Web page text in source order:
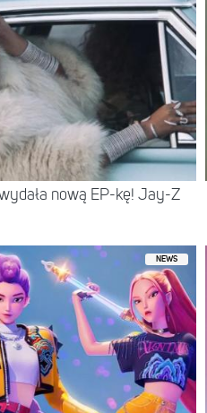
nową EP-kę! Jay-Z
NEWS